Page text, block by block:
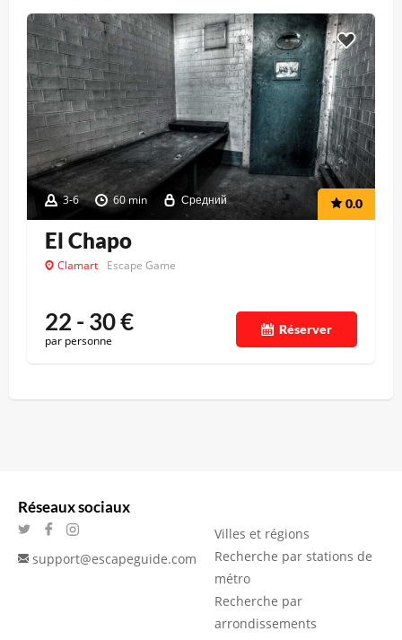
3-6 60 min Средний 0.0
El Chapo
Clamart Escape Game
22 - 30€
par personne
Réserver
Réseaux sociaux
support@escapeguide.com
Villes et régions
Recherche par stations de
métro
Recherche par
arrondissements